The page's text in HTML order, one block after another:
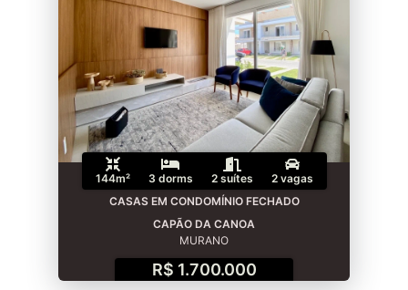
144m² 3 dorms 2 suítes
2 vagas
CASAS EM CONDOMÍNIO FECHADO
CAPÃO DA CANOA
MURANO
R$ 1.700.000